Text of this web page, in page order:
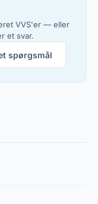
VVS'er — eller
et svar.
spørgsmål